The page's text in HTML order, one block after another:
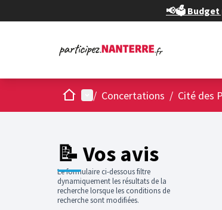
📢🗳️ Budget
AccueilMenu principal
/ Concertations / Cité des
📝 Vos avis
Le formulaire ci-dessous filtre
dynamiquement les résultats de la
recherche lorsque les conditions de
recherche sont modifiées.